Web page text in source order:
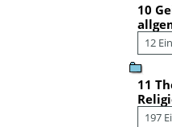
10
12
11
197